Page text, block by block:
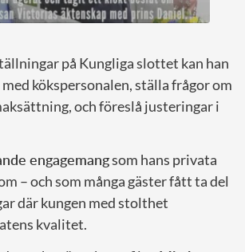
på Kungliga slottet kan han
kökspersonalen, ställa frågor om
och föreslå justeringar i
engagemangsom hans privata
– och som många gäster fått ta del
där kungen med stolthet
kvalitet.